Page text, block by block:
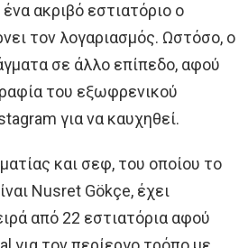
ακριβό εστιατόριο ο
τον λογαριασμός. Ωστόσο, ο
σε άλλο επίπεδο, αφού
του εξωφρενικού
για να καυχηθεί.
και σεφ, του οποίου το
Nusret Gökçe, έχει
από 22 εστιατόρια αφού